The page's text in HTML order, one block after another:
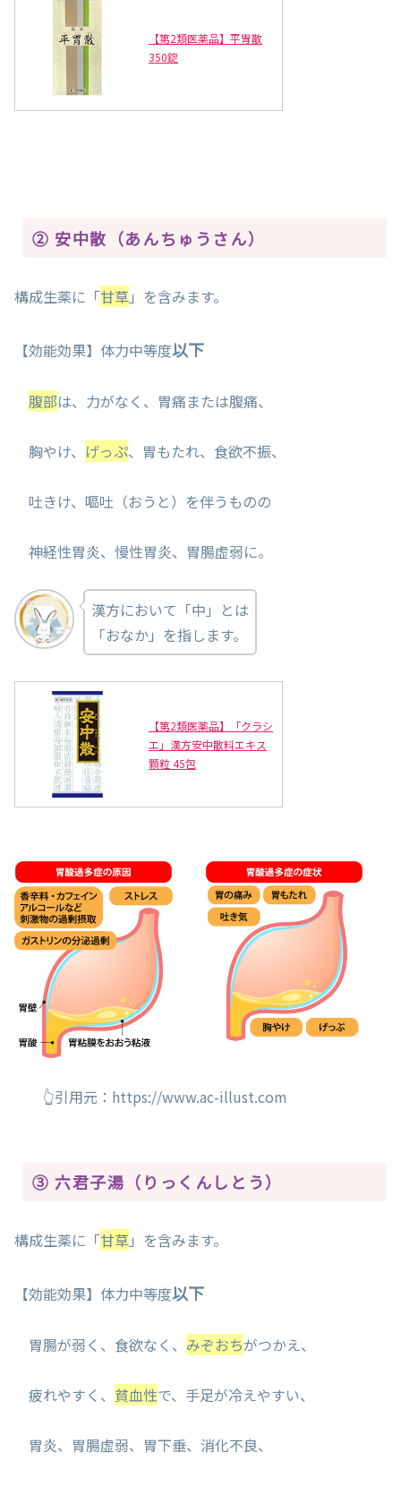
【第2類医薬品】平胃散
350錠
② 安中散（あんちゅうさん）
構成生薬に「甘草」を含みます。
【効能効果】体力中等度以下
腹部は、力がなく、胃痛または腹痛、
胸やけ、 げっぷ、胃もたれ、食欲不振、
吐きけ、嘔吐（おうと）を伴うものの
神経性胃炎、慢性胃炎、胃腸虚弱に。
漢方において「中」とは
「おなか」を指します。
【第2類医薬品】「クラシ
エ」漢方安中散料エキス
顆粒 45包
👆引用元：https://www.ac-illust.com
③ 六君子湯（りっくんしとう）
構成生薬に「甘草」を含みます。
【効能効果】体力中等度以下
胃腸が弱く、食欲なく、 みぞおちがつかえ、
疲れやすく、 貧血性で、手足が冷えやすい、
胃炎、胃腸虚弱、胃下垂、消化不良、